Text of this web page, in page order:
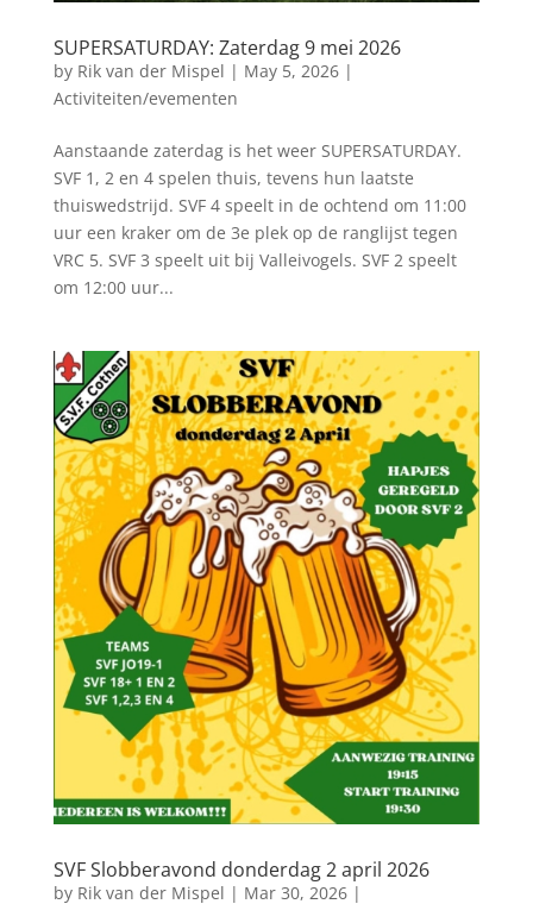
SUPERSATURDAY: Zaterdag 9 mei 2026
by Rik van der Mispel | May 5, 2026|
Activiteiten/evementen
Aanstaande zaterdag is het weer SUPERSATURDAY.
SVF 1, 2 en 4 spelen thuis, tevens hun laatste
thuiswedstrijd. SVF 4 speelt in de ochtend om 11:00
uur een kraker om de 3e plek op de ranglijst tegen
VRC 5. SVF 3 speelt uit bij Valleivogels. SVF 2 speelt
om 12:00 uur...
SVF Slobberavond donderdag 2 april 2026
by Rik van der Mispel | Mar 30, 2026|